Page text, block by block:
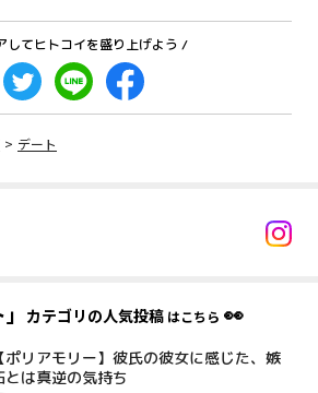
してヒトコイを盛り上げよう /
> デート
カテゴリの人気投稿はこちら 👀
【ポリアモリー】彼氏の彼女に感じた、嫉
とは真逆の気持ち